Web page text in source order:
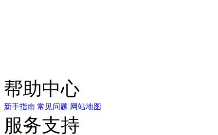
帮助中心
新手指南 常见问题 网站地图
服务支持